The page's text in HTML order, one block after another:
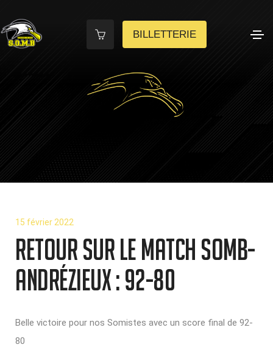
BILLETTERIE
15 février 2022
Retour sur le match SOMB-
ANDRÉZIEUX : 92-80
Belle victoire pour nos Somistes avec un score final de 92-
80